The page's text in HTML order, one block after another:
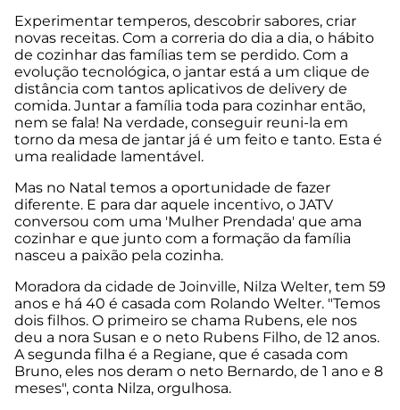
Experimentar temperos, descobrir sabores, criar
novas receitas. Com a correria do dia a dia, o hábito
de cozinhar das famílias tem se perdido. Com a
evolução tecnológica, o jantar está a um clique de
distância com tantos aplicativos de delivery de
comida. Juntar a família toda para cozinhar então,
nem se fala! Na verdade, conseguir reuni-la em
torno da mesa de jantar já é um feito e tanto. Esta é
uma realidade lamentável.
Mas no Natal temos a oportunidade de fazer
diferente. E para dar aquele incentivo, o JATV
conversou com uma 'Mulher Prendada' que ama
cozinhar e que junto com a formação da família
nasceu a paixão pela cozinha.
Moradora da cidade de Joinville, Nilza Welter, tem 59
anos e há 40 é casada com Rolando Welter. "Temos
dois filhos. O primeiro se chama Rubens, ele nos
deu a nora Susan e o neto Rubens Filho, de 12 anos.
A segunda filha é a Regiane, que é casada com
Bruno, eles nos deram o neto Bernardo, de 1 ano e 8
meses", conta Nilza, orgulhosa.